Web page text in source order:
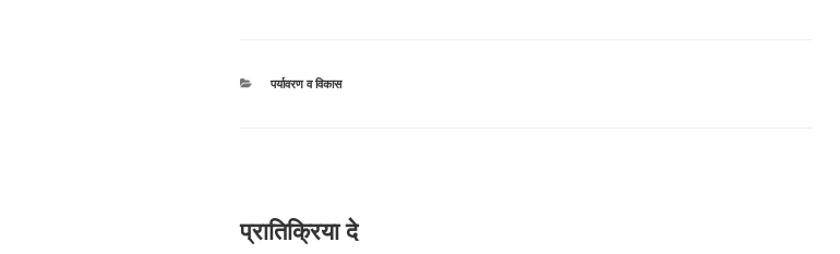
श्रेणियाँ
पर्यावरण व विकास
प्रातिक्रिया दे